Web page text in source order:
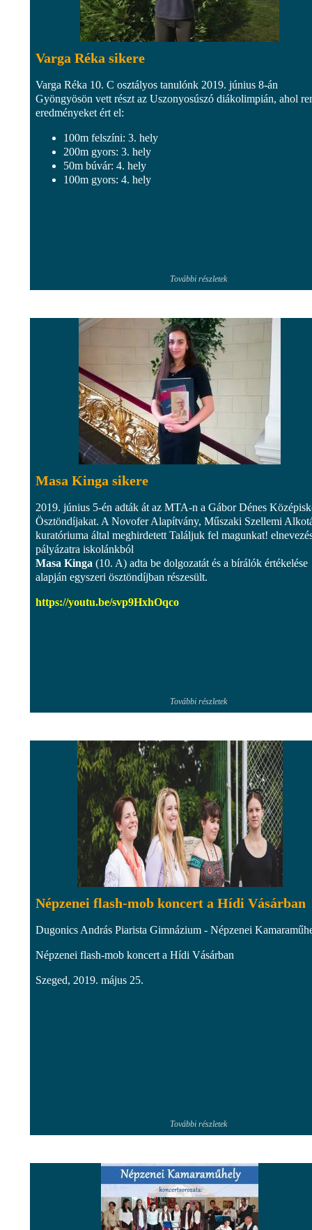
Varga Réka sikere
Varga Réka 10. C osztályos tanulónk 2019. június 8-án
Gyöngyösön vett részt az Uszonyosúszó diákolimpián, ahol
eredményeket ért el:
100m felszíni: 3. hely
200m gyors: 3. hely
50m búvár: 4. hely
100m gyors: 4. hely
További részletek
Masa Kinga sikere
2019. június 5-én adták át az MTA-n a Gábor Dénes
Ösztöndíjakat. A Novofer Alapítvány, Műszaki Szellemi
kuratóriuma által meghirdetett Találjuk fel magunkat!
pályázatra iskolánkból
Masa Kinga (10. A) adta be dolgozatát és a bírálók értékelése
alapján egyszeri ösztöndíjban részesült.
https://youtu.be/svp9HxhOqco
További részletek
Népzenei flash-mob koncert a Hídi Vásárban
Dugonics András Piarista Gimnázium - Népzenei
Népzenei flash-mob koncert a Hídi Vásárban
Szeged, 2019. május 25.
További részletek